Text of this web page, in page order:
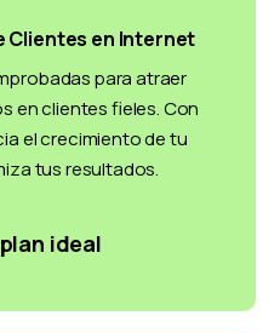
Clientes en Internet
para atraer
en clientes fieles. Con
el crecimiento de tu
tus resultados.
ideal